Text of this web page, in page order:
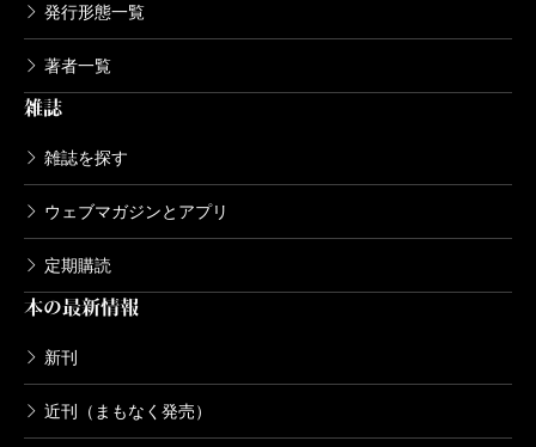
発行形態一覧
著者一覧
雑誌
雑誌を探す
ウェブマガジンとアプリ
定期購読
本の最新情報
新刊
近刊（まもなく発売）